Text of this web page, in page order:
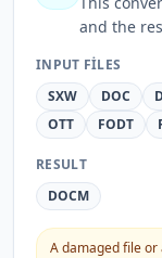
and the
INPUT FILES
SXW
DOC
OTT
FODT
RESULT
DOCM
A damaged file or